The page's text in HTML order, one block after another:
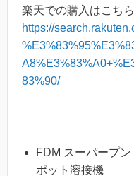
楽天での購入はこちら
https://
83%90/
FDM スーパープ
ポット溶接機